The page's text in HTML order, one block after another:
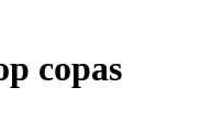
copas